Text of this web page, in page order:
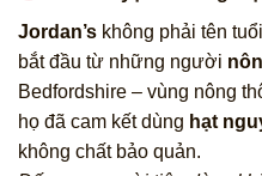
Jordan’s không phải tên
bắt đầu từ những người
Bedfordshire – vùng nông
họ đã cam kết dùng hạt
không chất bảo quản.